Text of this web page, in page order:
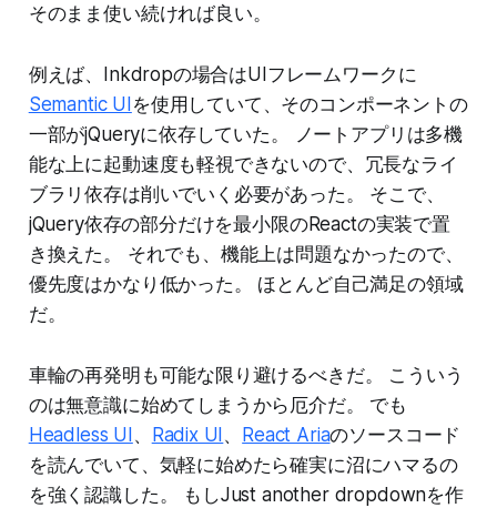
そのまま使い続ければ良い。
例えば、Inkdropの場合はUIフレームワークに
Semantic UIを使用していて、そのコンポーネントの
一部がjQueryに依存していた。 ノートアプリは多機
能な上に起動速度も軽視できないので、冗長なライ
ブラリ依存は削いでいく必要があった。 そこで、
jQuery依存の部分だけを最小限のReactの実装で置
き換えた。 それでも、機能上は問題なかったので、
優先度はかなり低かった。 ほとんど自己満足の領域
だ。
車輪の再発明も可能な限り避けるべきだ。 こういう
のは無意識に始めてしまうから厄介だ。 でも
Headless UI、 Radix UI、 React Ariaのソースコード
を読んでいて、気軽に始めたら確実に沼にハマるの
を強く認識した。 もしJust another dropdownを作